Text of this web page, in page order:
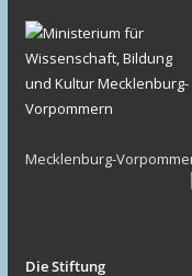
Mecklenburg-
Die Stiftung